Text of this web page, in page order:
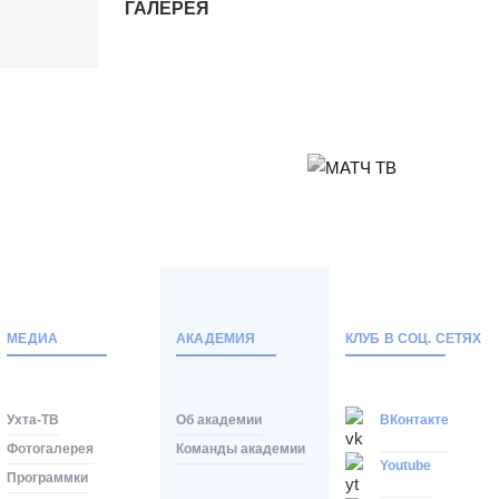
Тюмень 2
Ухта
Ухта
ГАЛЕРЕЯ
МЕДИА
Ухта-ТВ
Фотогалерея
Программки
АКАДЕМИЯ
Об академии
Команды академии
КЛУБ В СОЦ. СЕТЯХ
ВКонтакте
Youtube